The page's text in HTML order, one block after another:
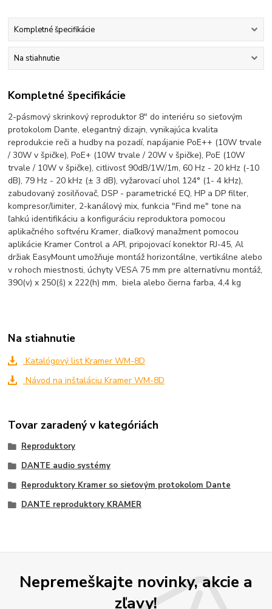
Kompletné špecifikácie
Na stiahnutie
Kompletné špecifikácie
2-pásmový skrinkový reproduktor 8" do interiéru so sieťovým
protokolom Dante, elegantný dizajn, vynikajúca kvalita
reprodukcie reči a hudby na pozadí, napájanie PoE++ (10W trvale
/ 30W v špičke), PoE+ (10W trvale / 20W v špičke), PoE (10W
trvale / 10W v špičke), citlivosť 90dB/1W/1m, 60 Hz - 20 kHz (-10
dB), 79 Hz - 20 kHz (± 3 dB), vyžarovací uhol 124° (1- 4 kHz),
zabudovaný zosilňovač, DSP - parametrické EQ, HP a DP filter,
kompresor/limiter, 2-kanálový mix, funkcia "Find me" tone na
ľahkú identifikáciu a konfiguráciu reproduktora pomocou
aplikačného softvéru Kramer, diaľkový manažment pomocou
aplikácie Kramer Control a API, pripojovací konektor RJ-45, Al
držiak EasyMount umožňuje montáž horizontálne, vertikálne alebo
v rohoch miestnosti, úchyty VESA 75 mm pre alternatívnu montáž,
390(v) x 250(š) x 222(h) mm, biela alebo čierna farba, 4,4 kg
Na stiahnutie
Katalógový list Kramer WM-8D
Návod na inštaláciu Kramer WM-8D
Tovar zaradený v kategóriách
Reproduktory
DANTE audio systémy
Reproduktory Kramer so sieťovým protokolom Dante
DANTE reproduktory KRAMER
Nepremeškajte novinky, akcie a
zľavy!